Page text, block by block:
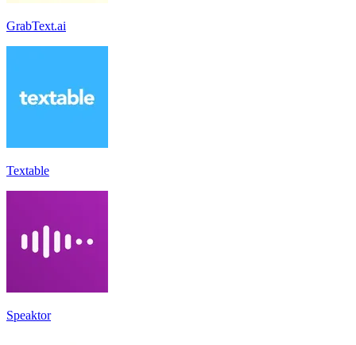
GrabText.ai
Textable
Speaktor